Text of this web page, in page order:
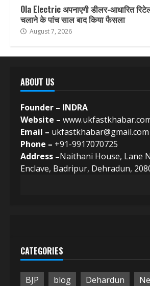
Ola Electric अपनाएगी डीलर-आधारित
चलाने के पांच साल बाद किया फैसला
August 7, 2026
ABOUT US
Founder – INDRA
Website –
Email – ukfastkhabar@gmail.com
Phone – +91-9917070725
Address –Naithani House, Lane
Enclave, Badripur, Dehradun,
CATEGORIES
BJP blog Dehardun